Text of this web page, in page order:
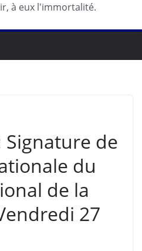
à eux l'immortalité.
Signature de
du
de la
27